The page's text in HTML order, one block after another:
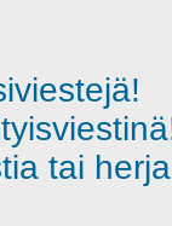
tai